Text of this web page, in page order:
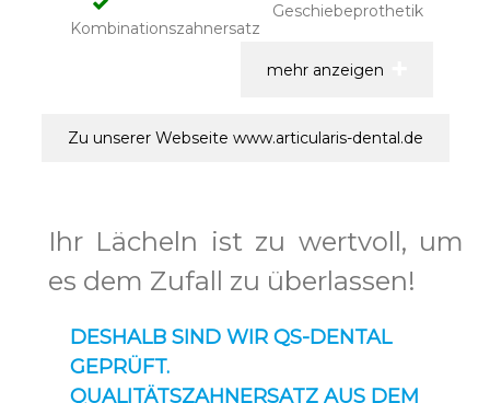
Kombinationszahnersatz
Geschiebeprothetik
mehr anzeigen
Zu unserer Webseite www.articularis-dental.de
Ihr Lächeln ist zu wertvoll, um
es dem Zufall zu überlassen!
DESHALB SIND WIR QS-DENTAL
GEPRÜFT.
QUALITÄTSZAHNERSATZ AUS DEM